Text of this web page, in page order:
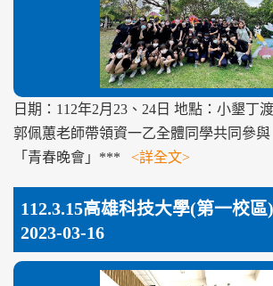
日期：112年2月23、24日 地點：小墾丁
郭佩蕙老師帶領資一乙全體同學共同參
「青春晚會」*** <詳全文>
112.3.15高雄科技大學(第一校
2023-03-16